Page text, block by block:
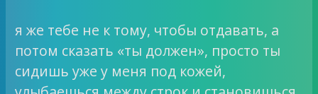
я же тебе не к тому, чтобы отдавать, а
потом сказать «ты должен», просто ты
сидишь уже у меня под кожей,